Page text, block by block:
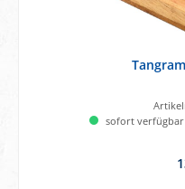
sofort verfügbar